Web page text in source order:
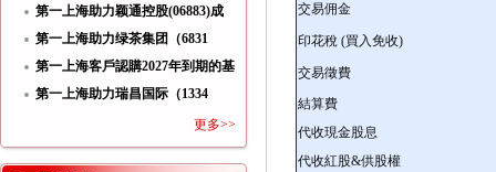
第一上海助力颖通控股(06883)成
功
第一上海助力绿茶集团（6831
HK）
第一上海客戶認購2027年到期的基
第一上海助力瑞昌国际（1334
更多>>
交易佣金
印花稅 (買入免收)
交易徵費
結算費
代收現金股息
代收紅股&供股權